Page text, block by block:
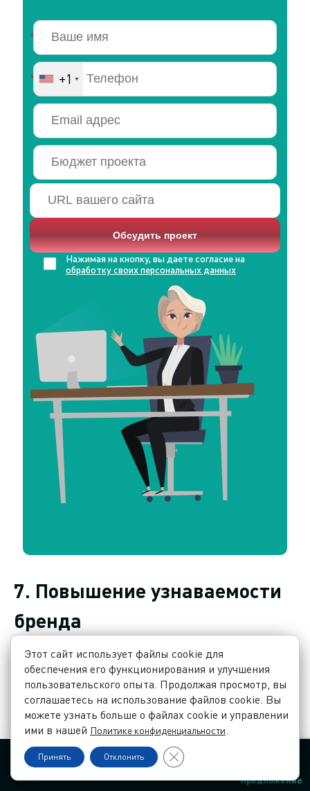
+1
Нажимая на кнопку, вы даете согласие на
обработку своих персональных данных
7. Повышение узнаваемости
бренда
Контекстная реклама не только помогает
привлекать новых клиентов, но и
способствует повышению узнаваемости
бренда. Регулярное появление вашего
бренда перед глазами пользователей
увеличивает их осведомленность о ваших
Контакты Язык Заказать звонок
предложение
Этот сайт использует файлы cookie для
обеспечения его функционирования и улучшения
пользовательского опыта. Продолжая просмотр, вы
соглашаетесь на использование файлов cookie. Вы
можете узнать больше о файлах cookie и управлении
ими в нашей Политике конфиденциальности.
Принять Отклонить Закрыть баннер cookie GDPR